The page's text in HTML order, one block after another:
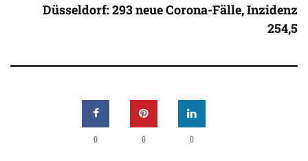
Düsseldorf: 293 neue Corona-Fälle, Inzidenz
254,5
0 0 0